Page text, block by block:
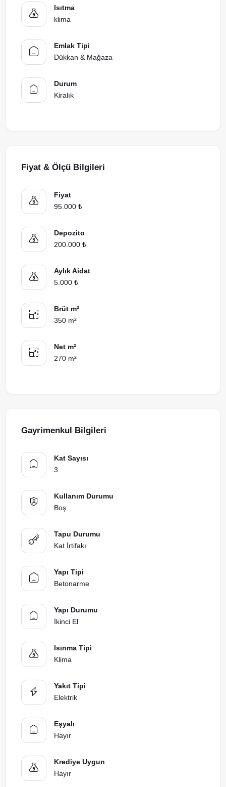
Isıtma
klima
Emlak Tipi
Dükkan & Mağaza
Durum
Kiralık
Fiyat & Ölçü Bilgileri
Fiyat
95.000 ₺
Depozito
200.000 ₺
Aylık Aidat
5.000 ₺
Brüt m²
350 m²
Net m²
270 m²
Gayrimenkul Bilgileri
Kat Sayısı
3
Kullanım Durumu
Boş
Tapu Durumu
Kat İrtifakı
Yapı Tipi
Betonarme
Yapı Durumu
İkinci El
Isınma Tipi
Klima
Yakıt Tipi
Elektrik
Eşyalı
Hayır
Krediye Uygun
Hayır